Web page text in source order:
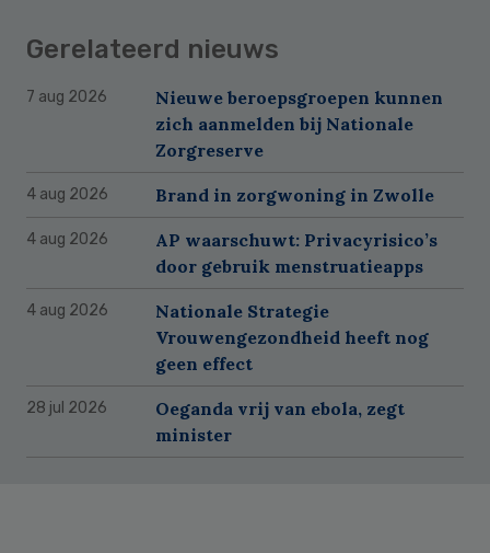
Gerelateerd nieuws
7 aug 2026
Nieuwe beroepsgroepen kunnen
zich aanmelden bij Nationale
Zorgreserve
4 aug 2026 Brand in zorgwoning in Zwolle
4 aug 2026
AP waarschuwt: Privacyrisico’s
door gebruik menstruatieapps
4 aug 2026
Nationale Strategie
Vrouwengezondheid heeft nog
geen effect
28 jul 2026
Oeganda vrij van ebola, zegt
minister